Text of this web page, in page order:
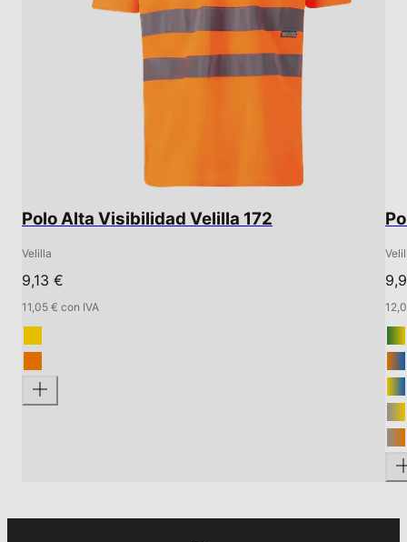
Polo Alta Visibilidad Velilla 172
Velilla
9,13 €
11,05 € con IVA